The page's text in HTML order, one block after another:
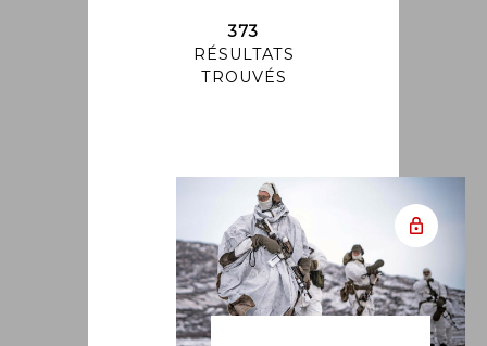
373
RÉSULTATS
TROUVÉS